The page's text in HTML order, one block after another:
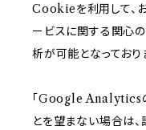
Cookieを利用して、
ービスに関する関心
析が可能となっており
「Google Analytics
とを望まない場合は